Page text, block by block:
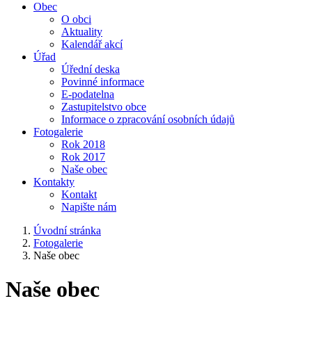
Obec
O obci
Aktuality
Kalendář akcí
Úřad
Úřední deska
Povinné informace
E-podatelna
Zastupitelstvo obce
Informace o zpracování osobních údajů
Fotogalerie
Rok 2018
Rok 2017
Naše obec
Kontakty
Kontakt
Napište nám
Úvodní stránka
Fotogalerie
Naše obec
Naše obec